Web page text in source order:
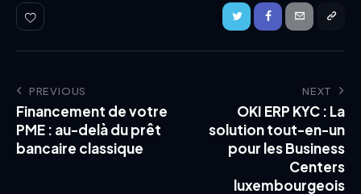
PREVIOUS
Financement de votre
PME : au-delà du prêt
bancaire classique
NEXT
OKI ERP KYC : La
solution tout-en-un
pour les Business
Centers
luxembourgeois